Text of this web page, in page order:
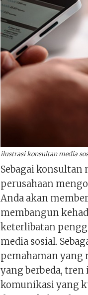
ilustrasi konsultan media
Sebagai konsultan
perusahaan
Anda akan
membangun
keterlibatan
media sosial.
pemahaman yang
yang berbeda,
komunikasi yang